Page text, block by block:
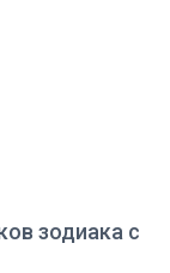
зодиака с